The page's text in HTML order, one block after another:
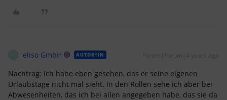
eliso GmbH AUTOR*IN Forum|Forum|4 years ago
Nachtrag: Ich habe eben gesehen, das er seine eigenen
Urlaubstage nicht mal sieht. In den Rollen sehe ich aber bei
Abwesenheiten, das ich bei allen angegeben habe, das sie da